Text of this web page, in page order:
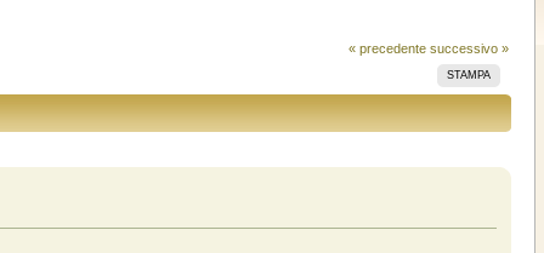
« precedente successivo »
STAMPA